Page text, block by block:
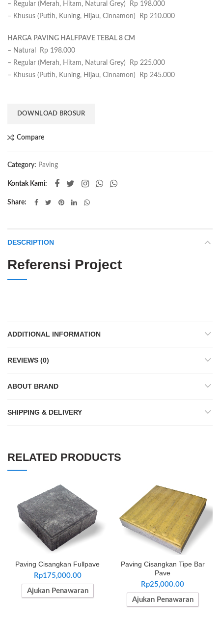
– Regular (Merah, Hitam, Natural Grey) Rp 198.000
– Khusus (Putih, Kuning, Hijau, Cinnamon) Rp 210.000
HARGA PAVING HALFPAVE TEBAL 8 CM
– Natural Rp 198.000
– Regular (Merah, Hitam, Natural Grey) Rp 225.000
– Khusus (Putih, Kuning, Hijau, Cinnamon) Rp 245.000
DOWNLOAD BROSUR
Compare
Category: Paving
Kontak Kami:
Share
DESCRIPTION
Referensi Project
ADDITIONAL INFORMATION
REVIEWS (0)
ABOUT BRAND
SHIPPING & DELIVERY
RELATED PRODUCTS
Paving Cisangkan Fullpave
Rp175,000.00
Ajukan Penawaran
Paving Cisangkan Tipe Bar
Pave
Rp25,000.00
Ajukan Penawaran